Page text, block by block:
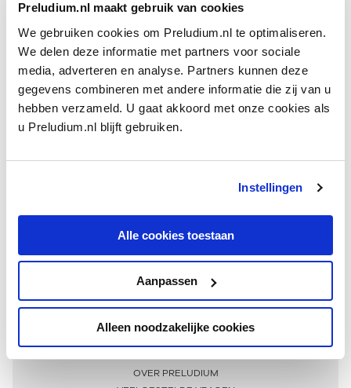
Preludium.nl maakt gebruik van cookies
We gebruiken cookies om Preludium.nl te optimaliseren.
We delen deze informatie met partners voor sociale
media, adverteren en analyse. Partners kunnen deze
gegevens combineren met andere informatie die zij van u
hebben verzameld. U gaat akkoord met onze cookies als
u Preludium.nl blijft gebruiken.
Instellingen
Alle cookies toestaan
Aanpassen
Alleen noodzakelijke cookies
Meer informatie
OVER PRELUDIUM